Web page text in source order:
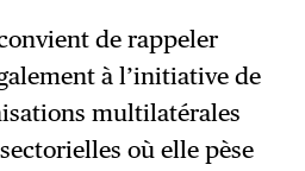
de rappeler
à l’initiative de
multilatérales
où elle pèse